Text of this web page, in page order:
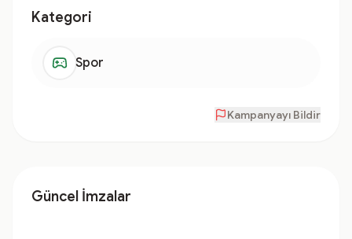
Kategori
Spor
Kampanyayı Bildir
Güncel İmzalar